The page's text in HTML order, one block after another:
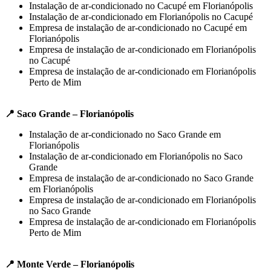
Instalação de ar-condicionado no Cacupé em Florianópolis
Instalação de ar-condicionado em Florianópolis no Cacupé
Empresa de instalação de ar-condicionado no Cacupé em
Florianópolis
Empresa de instalação de ar-condicionado em Florianópolis
no Cacupé
Empresa de instalação de ar-condicionado em Florianópolis
Perto de Mim
📍 Saco Grande – Florianópolis
Instalação de ar-condicionado no Saco Grande em
Florianópolis
Instalação de ar-condicionado em Florianópolis no Saco
Grande
Empresa de instalação de ar-condicionado no Saco Grande
em Florianópolis
Empresa de instalação de ar-condicionado em Florianópolis
no Saco Grande
Empresa de instalação de ar-condicionado em Florianópolis
Perto de Mim
📍 Monte Verde – Florianópolis